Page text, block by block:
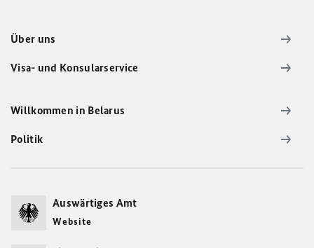
Über uns
Visa- und Konsularservice
Willkommen in Belarus
Politik
Auswärtiges Amt
Website